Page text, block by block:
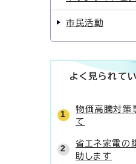
市民活動
よく見られて
物価高騰対策
て
省エネ家電の
助します